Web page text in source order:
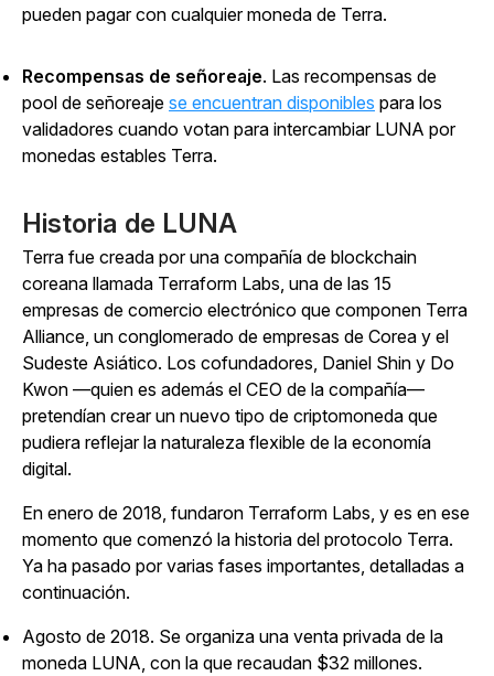
pueden pagar con cualquier moneda de Terra.
Recompensas de señoreaje. Las recompensas de
pool de señoreaje se encuentran disponibles para los
validadores cuando votan para intercambiar LUNA por
monedas estables Terra.
Historia de LUNA
Terra fue creada por una compañía de blockchain
coreana llamada Terraform Labs, una de las 15
empresas de comercio electrónico que componen Terra
Alliance, un conglomerado de empresas de Corea y el
Sudeste Asiático. Los cofundadores, Daniel Shin y Do
Kwon —quien es además el CEO de la compañía—
pretendían crear un nuevo tipo de criptomoneda que
pudiera reflejar la naturaleza flexible de la economía
digital.
En enero de 2018, fundaron Terraform Labs, y es en ese
momento que comenzó la historia del protocolo Terra.
Ya ha pasado por varias fases importantes, detalladas a
continuación.
Agosto de 2018. Se organiza una venta privada de la
moneda LUNA, con la que recaudan $32 millones.